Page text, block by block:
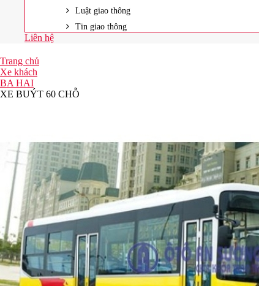
Luật giao thông
Tin giao thông
Liên hệ
Trang chủ
Xe khách
BA HAI
XE BUÝT 60 CHỖ